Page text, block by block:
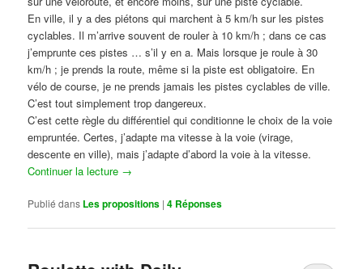
En ville, il y a des piétons qui marchent à 5 km/h sur les pistes
cyclables. Il m’arrive souvent de rouler à 10 km/h ; dans ce cas
j’emprunte ces pistes … s’il y en a. Mais lorsque je roule à 30
km/h ; je prends la route, même si la piste est obligatoire. En
vélo de course, je ne prends jamais les pistes cyclables de ville.
C’est tout simplement trop dangereux.
C’est cette règle du différentiel qui conditionne le choix de la voie
empruntée. Certes, j’adapte ma vitesse à la voie (virage,
descente en ville), mais j’adapte d’abord la voie à la vitesse.
Continuer la lecture →
Publié dans Les propositions |4 Réponses